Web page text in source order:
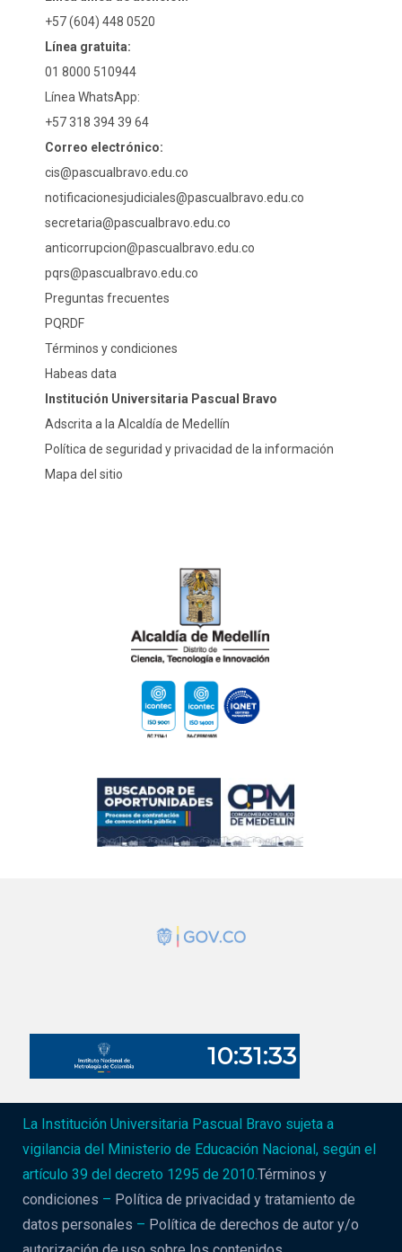
+57 (604) 448 0520
Línea gratuita:
01 8000 510944
Línea WhatsApp:
+57 318 394 39 64
Correo electrónico:
cis@pascualbravo.edu.co
notificacionesjudiciales@pascualbravo.edu.co
secretaria@pascualbravo.edu.co
anticorrupcion@pascualbravo.edu.co
pqrs@pascualbravo.edu.co
Preguntas frecuentes
PQRDF
Términos y condiciones
Habeas data
Institución Universitaria Pascual Bravo
Adscrita a la Alcaldía de Medellín
Política de seguridad y privacidad de la información
Mapa del sitio
La Institución Universitaria Pascual Bravo sujeta a
vigilancia del Ministerio de Educación Nacional, según el
artículo 39 del decreto 1295 de 2010.Términos y
condiciones – Política de privacidad y tratamiento de
datos personales – Política de derechos de autor y/o